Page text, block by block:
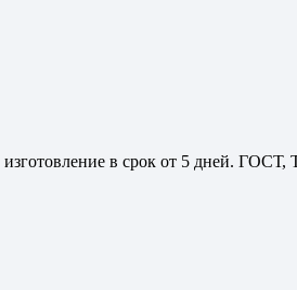
в срок от 5 дней. ГОСТ,